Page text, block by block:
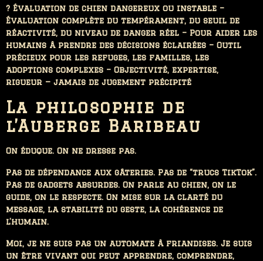
? Évaluation de chien dangereux ou instable –
Évaluation complète du tempérament, du seuil de
réactivité, du niveau de danger réel – Pour aider les
humains à prendre des décisions éclairées – Outil
précieux pour les refuges, les familles, les
adoptions complexes – Objectivité, expertise,
rigueur — jamais de jugement précipité
La philosophie de
l’Auberge Baribeau
On éduque. On ne dresse pas.
Pas de dépendance aux gâteries. Pas de “trucs TikTok”.
Pas de gadgets absurdes. On parle au chien, on le
guide, on le respecte. On mise sur la clarté du
message, la stabilité du geste, la cohérence de
l’humain.
Moi, je ne suis pas un automate à friandises. Je suis
un être vivant qui peut apprendre, comprendre,